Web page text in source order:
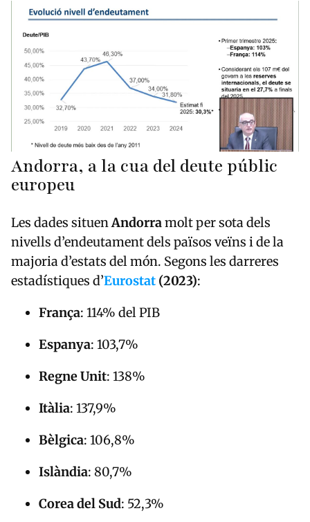
Andorra, a la cua del deute públic
europeu
Les dades situenAndorramolt per sota dels
nivells d’endeutament dels països veïns i de la
majoria d’estats del món. Segons les darreres
estadístiques d’Eurostat (2023):
França: 114% del PIB
Espanya: 103,7%
Regne Unit: 138%
Itàlia: 137,9%
Bèlgica: 106,8%
Islàndia: 80,7%
Corea del Sud: 52,3%